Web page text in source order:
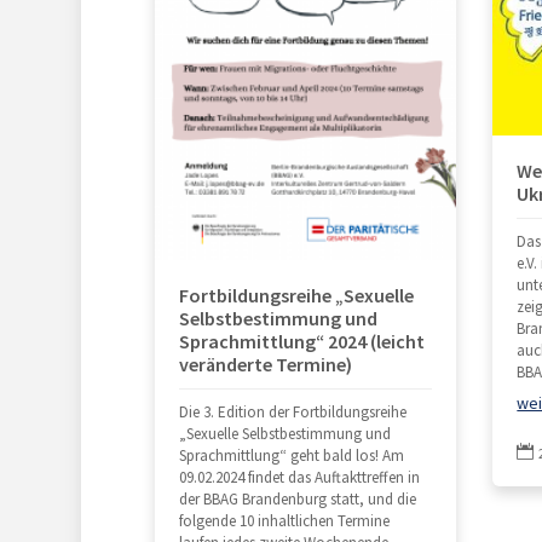
Fortbildungsreihe „Sexuelle
Selbstbestimmung und
Sprachmittlung“ 2024 (leicht
veränderte Termine)
Die 3. Edition der Fortbildungsreihe
„Sexuelle Selbstbestimmung und
Sprachmittlung“ geht bald los! Am
09.02.2024 findet das Auftakttreffen in
der BBAG Brandenburg statt, und die
folgende 10 inhaltlichen Termine
